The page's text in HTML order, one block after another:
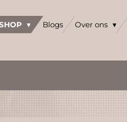
Blogs Over ons